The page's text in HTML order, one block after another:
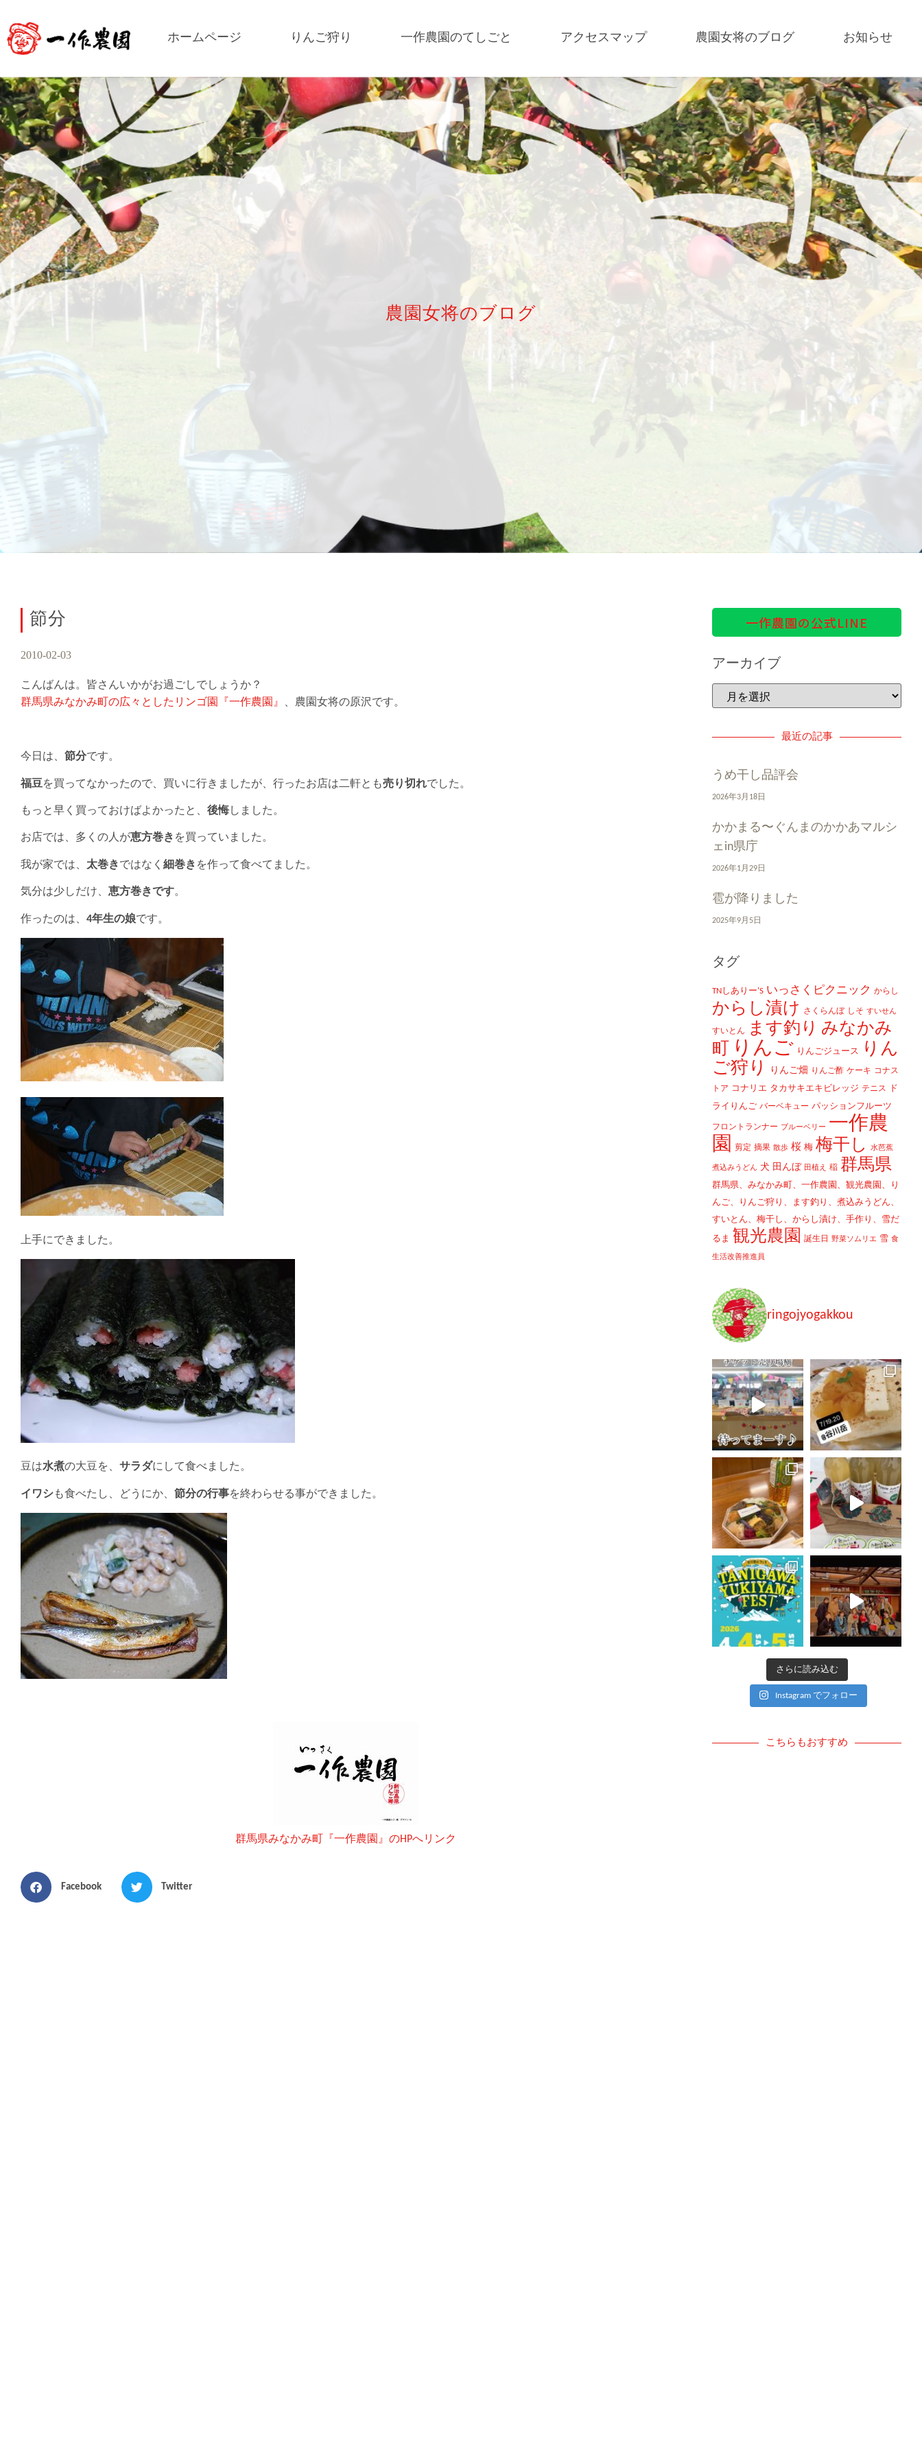
ホームページ りんご狩り 一作農園のてしごと アクセスマップ 農園女将のブログ お知らせ
農園女将のブログ
節分
2010-02-03
こんばんは。皆さんいかがお過ごしでしょうか？
群馬県みなかみ町の広々としたリンゴ園『一作農園』
、農園女将の原沢です。
今日は、 節分です。
福豆を買ってなかったので、買いに行きましたが、行ったお店は二軒とも売り切れでした。
もっと早く買っておけばよかったと、 後悔しました。
お店では、多くの人が恵方巻き を買っていました。
我が家では、 太巻きではなく 細巻き を作って食べてました。
気分は少しだけ、 恵方巻きです。
作ったのは、 4年生の娘です。
上手にできました。
豆は水煮の大豆を、 サラダにして食べました。
イワシも食べたし、どうにか、 節分の行事を終わらせる事ができました。
群馬県みなかみ町『一作農園』のHPへリンク
Facebook Twitter
一作農園の公式LINE
アーカイブ
最近の記事
うめ干し品評会
2026年3月18日
かかまる〜ぐんまのかかあマルシ
ェin県庁
2026年1月29日
雹が降りました
2025年9月5日
タグ
TNしありー'S いっさくピクニック からし
からし漬け さくらんぼ しそ すいせん
すいとん ます釣り みなかみ
町
りんご りんごジュース
りん
ご狩り
りんご畑 りんご酢 ケーキ コナス
トア コナリエ タカサキエキビレッジ テニス
ド
ライりんご バーベキュー パッションフルーツ
フロントランナー ブルーベリー 一作農
園
剪定 摘果 散歩 桜 梅 梅干し 水芭蕉
煮込みうどん 犬 田んぼ 田植え 稲 群馬県
群馬県、みなかみ町、一作農園、観光農園、り
んご、りんご狩り、ます釣り、煮込みうどん、
すいとん、梅干し、からし漬け、手作り、雪だ
るま 観光農園 誕生日 野菜ソムリエ 雪 食
生活改善推進員
ringojyogakkou
さらに読み込む
Instagram でフォロー
こちらもおすすめ